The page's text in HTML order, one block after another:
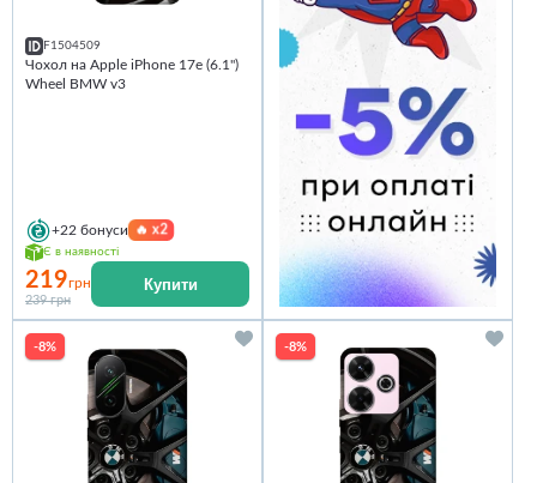
F1504509
Чохол на Apple iPhone 17e (6.1")
Wheel BMW v3
+22 бонуси 🔥x2
Є в наявності
219грн
239 грн
Купити
-8% -8%